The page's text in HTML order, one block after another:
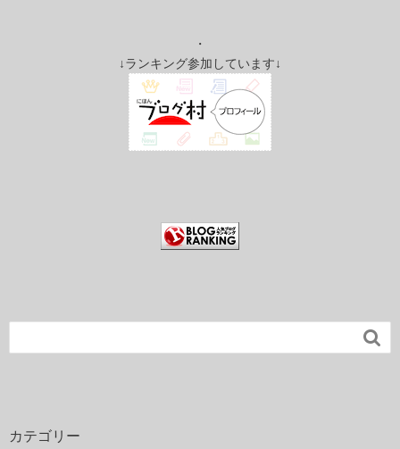
・
↓ランキング参加しています↓

カテゴリー